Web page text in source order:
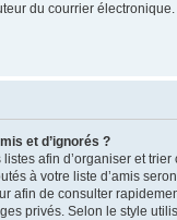
du courrier
et d’ignorés ?
afin d’organiser et
à votre liste d’amis
afin de consulter
privés. Selon le style